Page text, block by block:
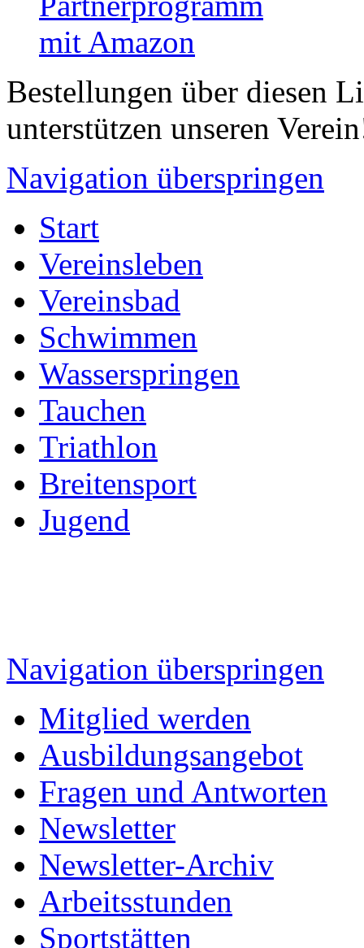
Bestellungen über diesen
unterstützen unseren
Navigation überspringen
Start
Vereinsleben
Vereinsbad
Schwimmen
Wasserspringen
Tauchen
Triathlon
Breitensport
Jugend
Navigation überspringen
Mitglied werden
Ausbildungsangebot
Fragen und Antworten
Newsletter
Newsletter-Archiv
Arbeitsstunden
Sportstätten